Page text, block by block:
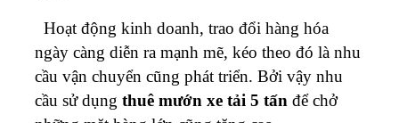
Hoạt động kinh doanh, trao đổi hàng hóa
ngày càng diễn ra mạnh mẽ, kéo theo đó là nhu
cầu vận chuyển cũng phát triển. Bởi vậy nhu
cầu sử dụng thuê mướn xe tải 5 tấn để chở